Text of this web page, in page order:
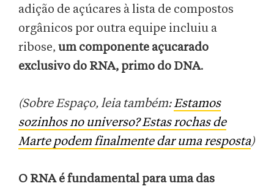
adição de açúcares à lista de compostos
orgânicos por outra equipe incluiu a
ribose, um componente açucarado
exclusivo do RNA, primo do DNA.
(Sobre Espaço, leia também:Estamos
sozinhos no universo? Estas rochas de
Marte podem finalmente dar uma resposta)
O RNA é fundamental para uma das